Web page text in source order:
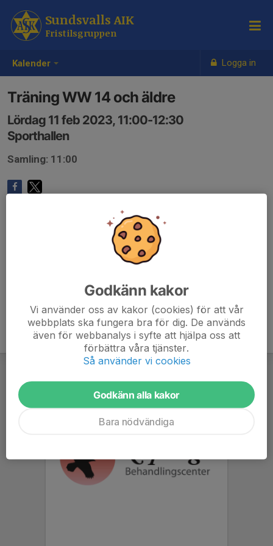
Kalender Logga in
Sundsvalls AIK
Fristilsgruppen
Träning WW 14 och äldre
Lördag 11 feb 2023, 11:00-12:30
Sporthallen
Samling: 11:00
Godkänn kakor
Vi använder oss av kakor (cookies) för att vår
webbplats ska fungera bra för dig. De används
även för webbanalys i syfte att hjälpa oss att
förbättra våra tjänster.
Så använder vi cookies
Godkänn alla kakor
Bara nödvändiga